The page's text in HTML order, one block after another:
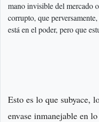
mano invisible del mercado
corrupto, que
está en el poder, pero que
Esto es lo que subyace,
envase inmanejable en